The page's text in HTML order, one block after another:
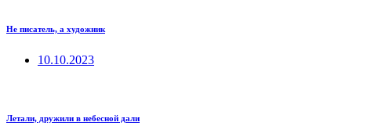
Не писатель, а художник
10.10.2023
Летали, дружили в небесной дали